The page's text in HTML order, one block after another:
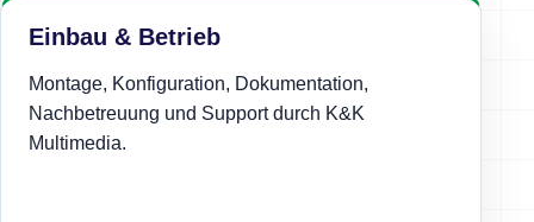
Einbau & Betrieb
Montage, Konfiguration, Dokumentation,
Nachbetreuung und Support durch K&K
Multimedia.